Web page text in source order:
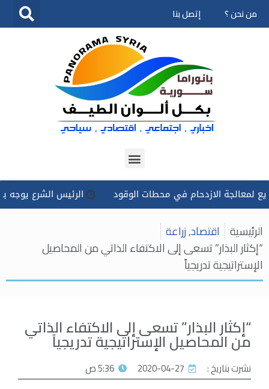
تخطى
من نحن ؟ إتصل بنا
الازدحام في محطات الوقود الرئيس الشرع يوجه بتسخير
الرئيسية اقتصاد,زراعة
“إكثار البذار” تسعى إلى الاكتفاء الذاتي من المحاصيل
الإستراتيجية تدريجياً
“إكثار البذار” تسعى إلى الاكتفاء الذاتي
من المحاصيل الإستراتيجية تدريجياً
نشرت بتاريخ : 2020-04-27
5:36 ص